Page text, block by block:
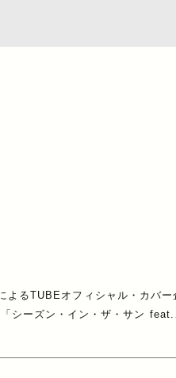
よるTUBEオフィシャル・カバー
シーズン・イン・ザ・サン feat.